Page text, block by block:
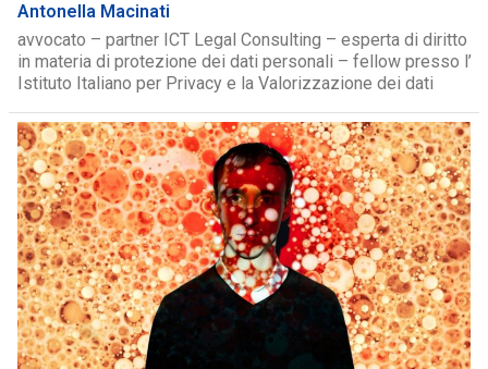
Antonella Macinati
avvocato – partner ICT Legal Consulting – esperta di diritto
in materia di protezione dei dati personali – fellow presso l’
Istituto Italiano per Privacy e la Valorizzazione dei dati